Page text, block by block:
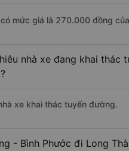
mức giá là 270.000 đồng
nhà xe đang khai
xe khai thác tuyến đường.
- Bình Phước đi Long